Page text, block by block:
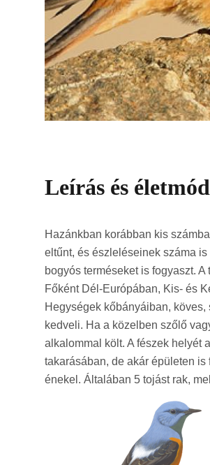
Leírás és életmód
Hazánkban korábban kis
eltűnt, és észleléseinek száma
bogyós terméseket is fogyaszt.
Főként Dél-Európában, Kis- és
Hegységek kőbányáiban,
kedveli. Ha a közelben szőlő
alkalommal költ. A fészek helyét
takarásában, de akár épületen
énekel. Általában 5 tojást rak,